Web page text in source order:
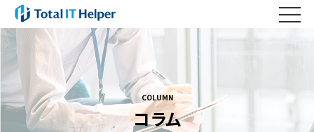
COLUMN
コラム